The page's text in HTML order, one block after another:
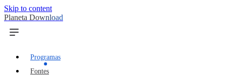
Skip to content
Planeta Download
Programas
Fontes